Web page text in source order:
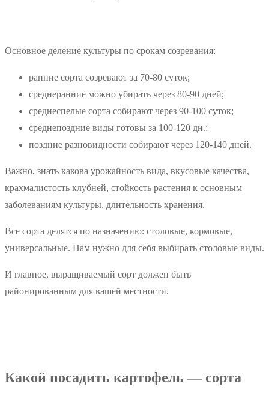
Основное деление культуры по срокам созревания:
ранние сорта созревают за 70-80 суток;
среднеранние можно убирать через 80-90 дней;
среднеспелые сорта собирают через 90-100 суток;
среднепоздние виды готовы за 100-120 дн.;
поздние разновидности собирают через 120-140 дней.
Важно, знать какова урожайность вида, вкусовые качества,
крахмалистость клубней, стойкость растения к основным
заболеваниям культуры, длительность хранения.
Все сорта делятся по назначению: столовые, кормовые,
универсальные. Нам нужно для себя выбирать столовые виды.
И главное, выращиваемый сорт должен быть
районированным для вашей местности.
Какой посадить картофель — сорта